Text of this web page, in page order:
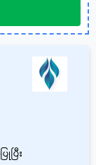
ပြီး